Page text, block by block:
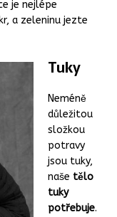
je nejlépe
a zeleninu jezte
Tuky
Neméně
důležitou
složkou
potravy
jsou tuky,
naše tělo
tuky
potřebuje.